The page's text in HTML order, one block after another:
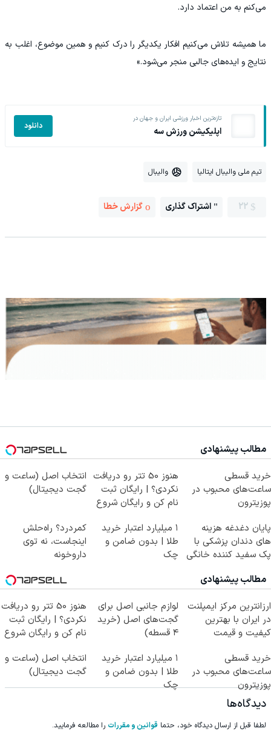
می‌کنم به من اعتماد دارد.
ما همیشه تلاش می‌کنیم افکار یکدیگر را درک کنیم و همین موضوع، اغلب به
نتایج و ایده‌های جالبی منجر می‌شود.»
تازه‌ترین اخبار ورزشی ایران و جهان در
اپلیکیشن ورزش سه دانلود
تیم ملی والیبال ایتالیا والیبال
22 اشتراک گذاری گزارش خطا
مطالب پیشنهادی
خرید قسطی
ساعت‌های محبوب در
پوزیترون
هنوز 50 تتر رو دریافت
نکردی؟ | رایگان ثبت
نام کن و رایگان شروع
انتخاب اصل (ساعت و
گجت دیجیتال)
پایان دغدغه هزینه
های دندان پزشکی با
پک سفید کننده خانگی
۱ میلیارد اعتبار خرید
طلا | بدون ضامن و
چک
کمردرد؟ راه‌حلش
اینجاست، نه توی
داروخونه
مطالب پیشنهادی
ارزانترین مرکز ایمپلنت
در ایران با بهترین
کیفیت و قیمت
لوازم جانبی اصل برای
گجت‌های اصل (خرید
۴ قسطه)
هنوز 50 تتر رو دریافت
نکردی؟ | رایگان ثبت
نام کن و رایگان شروع
خرید قسطی
ساعت‌های محبوب در
پوزیترون
۱ میلیارد اعتبار خرید
طلا | بدون ضامن و
چک
انتخاب اصل (ساعت و
گجت دیجیتال)
دیدگاه‌ها
لطفا قبل از ارسال دیدگاه خود، حتما قوانین و مقررات را مطالعه فرمایید.